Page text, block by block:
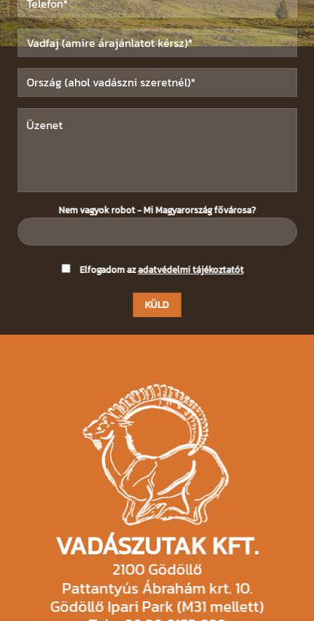
Nem vagyok robot - Mi Magyarország fővárosa?
Elfogadom azadatvédelmi tájékoztatót
VADÁSZUTAK KFT.
2100 Gödöllő
Pattantyús Ábrahám krt. 10.
Gödöllő Ipari Park (M31 mellett)